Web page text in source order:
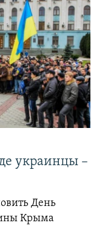
украинцы –
День
Крыма